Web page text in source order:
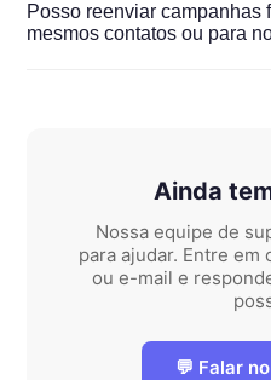
Posso reenviar campanhas
mesmos contatos ou para
Ainda
Nossa equipe de
para ajudar. Entre em
ou e-mail e
💬 Falar